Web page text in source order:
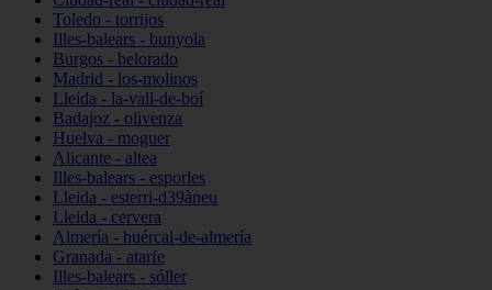
Toledo - torrijos
Illes-balears - bunyola
Burgos - belorado
Madrid - los-molinos
Lleida - la-vall-de-boí
Badajoz - olivenza
Huelva - moguer
Alicante - altea
Illes-balears - esporles
Lleida - esterri-d39àneu
Lleida - cervera
Almería - huércal-de-almería
Granada - atarfe
Illes-balears - sóller